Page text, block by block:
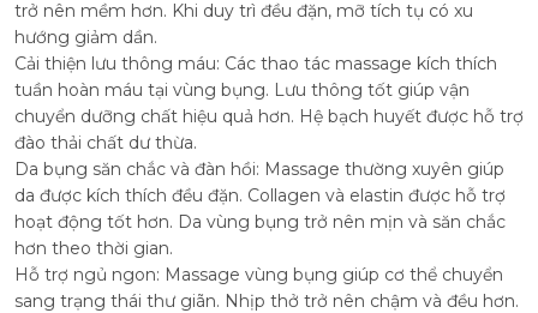
trở nên mềm hơn. Khi duy trì đều đặn, mỡ tích tụ có xu
hướng giảm dần.
Cải thiện lưu thông máu: Các thao tác massage kích thích
tuần hoàn máu tại vùng bụng. Lưu thông tốt giúp vận
chuyển dưỡng chất hiệu quả hơn. Hệ bạch huyết được hỗ trợ
đào thải chất dư thừa.
Da bụng săn chắc và đàn hồi: Massage thường xuyên giúp
da được kích thích đều đặn. Collagen và elastin được hỗ trợ
hoạt động tốt hơn. Da vùng bụng trở nên mịn và săn chắc
hơn theo thời gian.
Hỗ trợ ngủ ngon: Massage vùng bụng giúp cơ thể chuyển
sang trạng thái thư giãn. Nhịp thở trở nên chậm và đều hơn.